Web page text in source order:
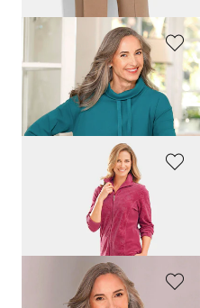
COMODO
Sweat-shirt à col large avec cordon de serrage
119,00 CHF